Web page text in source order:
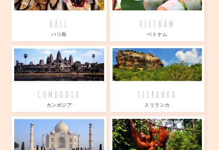
BALI
バリ島
VIETNAM
ベトナム
COMBODIA
カンボジア
SLIRANKA
スリランカ